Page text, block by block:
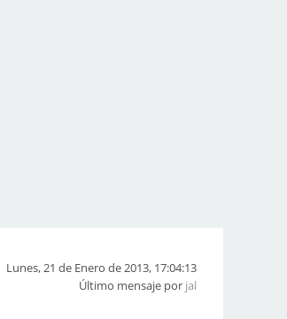
Lunes, 21 de Enero de 2013, 17:04:13
Último mensaje por jal